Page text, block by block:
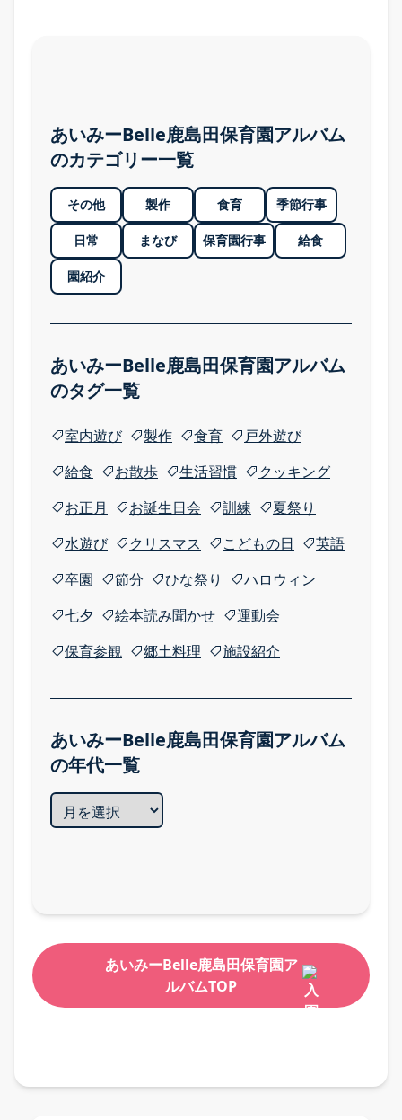
食育
五感を育む園の日常
五感を育む園の日常 TOP
季節の行事
全園のアルバム
トピックス
あいみーBelle鹿島田保育園アルバム
のカテゴリー一覧
その他 製作 食育 季節行事
日常 まなび 保育園行事 給食
園紹介
あいみーBelle鹿島田保育園アルバム
のタグ一覧
室内遊び 製作 食育
戸外遊び
給食
お散歩 生活習慣
クッキング
お正月
お誕生日会 訓練
夏祭り
水遊び
クリスマス こどもの日
英語
卒園
節分 ひな祭り
ハロウィン
七夕
絵本読み聞かせ
運動会
保育参観
郷土料理 施設紹介
あいみーBelle鹿島田保育園アルバム
の年代一覧
あいみーBelle鹿島田保育園ア
ルバムTOP